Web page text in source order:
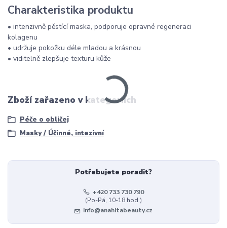
Charakteristika produktu
• intenzivně pěstící maska, podporuje opravné regeneraci
kolagenu
• udržuje pokožku déle mladou a krásnou
• viditelně zlepšuje texturu kůže
Zboží zařazeno v kategoriích
Péče o obličej
Masky / Účinné, intezivní
Potřebujete poradit?
+420 733 730 790
(Po-Pá, 10-18 hod.)
info@anahitabeauty.cz